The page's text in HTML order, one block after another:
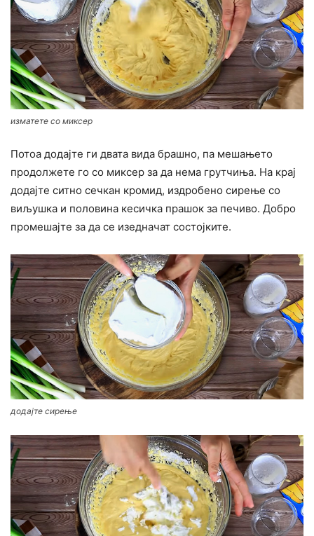
изматете со миксер
Потоа додајте ги двата вида брашно, па мешањето
продолжете го со миксер за да нема грутчиња. На крај
додајте ситно сечкан кромид, издробено сирење со
виљушка и половина кесичка прашок за печиво. Добро
промешајте за да се изедначат состојките.
додајте сирење